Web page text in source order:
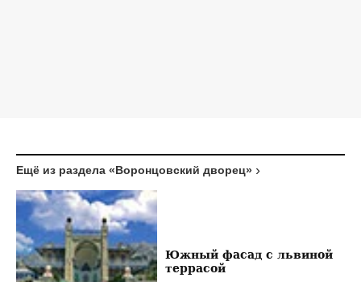
Ещё из раздела «Воронцовский дворец»
Южный фасад с львиной
террасой